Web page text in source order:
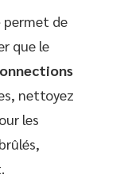
permet de
que le
nettoyez
les